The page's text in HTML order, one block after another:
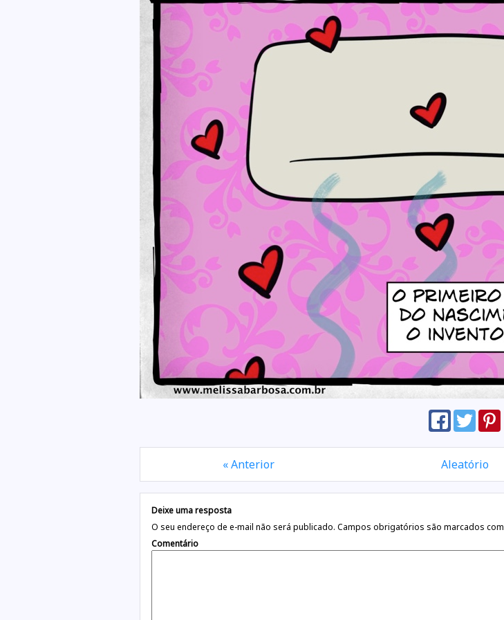
« Anterior Aleatório
Deixe uma resposta
O seu endereço de e-mail não será publicado. Campos obrigatórios são marcados com
Comentário